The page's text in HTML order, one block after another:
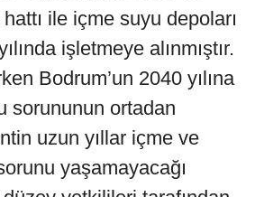
hattında yaşanan 3
ardından Muğla
yetkilileri şu bilgileri
tarafından Bodrum
İçme Suyu İnşaatı